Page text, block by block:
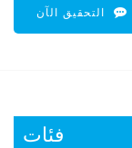
التحقيق الآن
فئات